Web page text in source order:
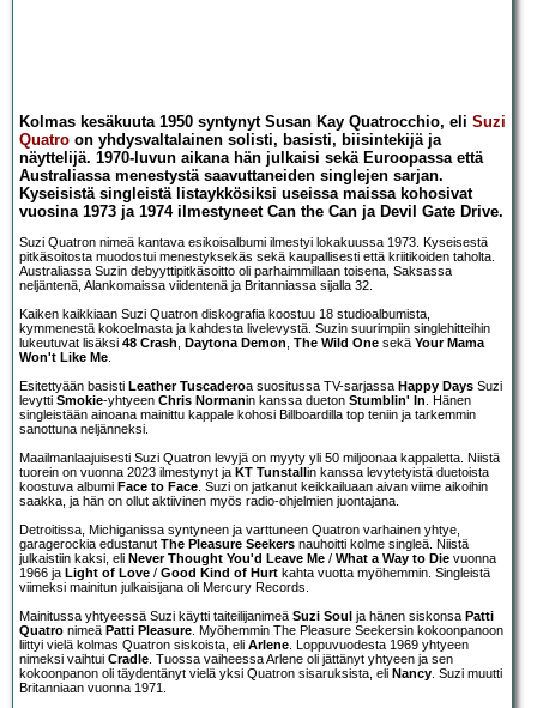
Kolmas kesäkuuta 1950 syntynyt Susan Kay Quatrocchio, eli Suzi
Quatro on yhdysvaltalainen solisti, basisti, biisintekijä ja
näyttelijä. 1970-luvun aikana hän julkaisi sekä Euroopassa että
Australiassa menestystä saavuttaneiden singlejen sarjan.
Kyseisistä singleistä listaykkösiksi useissa maissa kohosivat
vuosina 1973 ja 1974 ilmestyneet Can the Can ja Devil Gate Drive.
Suzi Quatron nimeä kantava esikoisalbumi ilmestyi lokakuussa 1973. Kyseisestä
pitkäsoitosta muodostui menestyksekäs sekä kaupallisesti että kriitikoiden taholta.
Australiassa Suzin debyyttipitkäsoitto oli parhaimmillaan toisena, Saksassa
neljäntenä, Alankomaissa viidentenä ja Britanniassa sijalla 32.
Kaiken kaikkiaan Suzi Quatron diskografia koostuu 18 studioalbumista,
kymmenestä kokoelmasta ja kahdesta livelevystä. Suzin suurimpiin singlehitteihin
lukeutuvat lisäksi 48 Crash, Daytona Demon, The Wild One sekä Your Mama
Won't Like Me.
Esitettyään basisti Leather Tuscaderoa suositussa TV-sarjassa Happy Days Suzi
levytti Smokie-yhtyeen Chris Normanin kanssa dueton Stumblin' In. Hänen
singleistään ainoana mainittu kappale kohosi Billboardilla top teniin ja tarkemmin
sanottuna neljänneksi.
Maailmanlaajuisesti Suzi Quatron levyjä on myyty yli 50 miljoonaa kappaletta. Niistä
tuorein on vuonna 2023 ilmestynyt ja KT Tunstall in kanssa levytetyistä duetoista
koostuva albumi Face to Face. Suzi on jatkanut keikkailuaan aivan viime aikoihin
saakka, ja hän on ollut aktiivinen myös radio-ohjelmien juontajana.
Detroitissa, Michiganissa syntyneen ja varttuneen Quatron varhainen yhtye,
garagerockia edustanut The Pleasure Seekers nauhoitti kolme singleä. Niistä
julkaistiin kaksi, eli Never Thought You'd Leave Me / What a Way to Die vuonna
1966 ja Light of Love / Good Kind of Hurt kahta vuotta myöhemmin. Singleistä
viimeksi mainitun julkaisijana oli Mercury Records.
Mainitussa yhtyeessä Suzi käytti taiteilijanimeä Suzi Soul ja hänen siskonsa Patti
Quatro nimeä Patti Pleasure. Myöhemmin The Pleasure Seekersin kokoonpanoon
liittyi vielä kolmas Quatron siskoista, eli Arlene. Loppuvuodesta 1969 yhtyeen
nimeksi vaihtui Cradle. Tuossa vaiheessa Arlene oli jättänyt yhtyeen ja sen
kokoonpanon oli täydentänyt vielä yksi Quatron sisaruksista, eli Nancy. Suzi muutti
Britanniaan vuonna 1971.